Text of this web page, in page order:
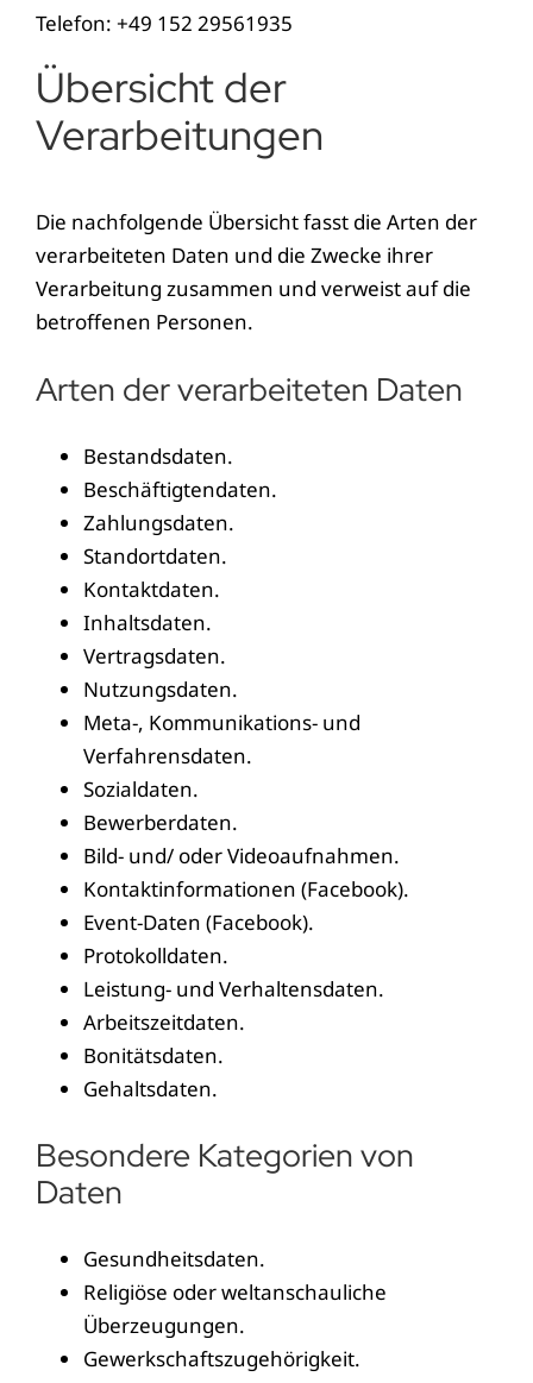
Telefon: +49 152 29561935
Übersicht der
Verarbeitungen
Die nachfolgende Übersicht fasst die Arten der
verarbeiteten Daten und die Zwecke ihrer
Verarbeitung zusammen und verweist auf die
betroffenen Personen.
Arten der verarbeiteten Daten
Bestandsdaten.
Beschäftigtendaten.
Zahlungsdaten.
Standortdaten.
Kontaktdaten.
Inhaltsdaten.
Vertragsdaten.
Nutzungsdaten.
Meta-, Kommunikations- und
Verfahrensdaten.
Sozialdaten.
Bewerberdaten.
Bild- und/ oder Videoaufnahmen.
Kontaktinformationen (Facebook).
Event-Daten (Facebook).
Protokolldaten.
Leistung- und Verhaltensdaten.
Arbeitszeitdaten.
Bonitätsdaten.
Gehaltsdaten.
Besondere Kategorien von
Daten
Gesundheitsdaten.
Religiöse oder weltanschauliche
Überzeugungen.
Gewerkschaftszugehörigkeit.